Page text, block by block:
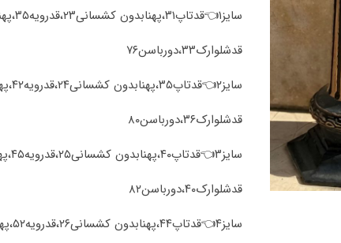
سایز۱👈قدتاپ۳۱،پهنابدون کشسانی۲۳،قدرویه۳۵،پهنا۳۰
قد‌شلوارک۳۳،دورباسن۷۶
سایز۲👈قدتاپ۳۵،پهنابدون کشسانی۲۴،قدرویه۴۲،پهنا۳۴
قد‌شلوارک۳۶،دورباسن۸۰
سایز۳👈قدتاپ۴۰،پهنابدون کشسانی۲۵،قدرویه۴۵،پهنا۳۸
قد‌شلوارک۴۰،دورباسن۸۲
سایز۴👈قدتاپ۴۴،پهنابدون کشسانی۲۶،قدرویه۵۲،پهنا۴۰